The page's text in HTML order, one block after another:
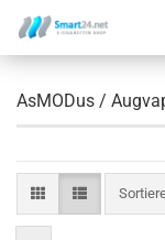
AsMODus /